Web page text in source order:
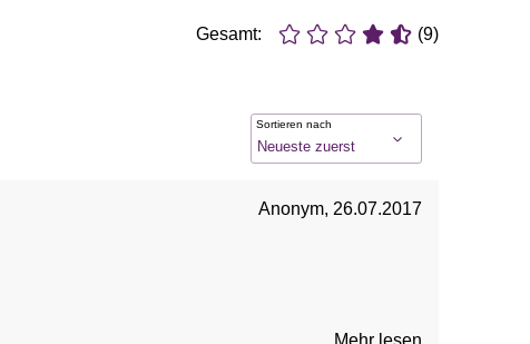
Gesamt: (9)
Sortieren nach
Anonym, 26.07.2017